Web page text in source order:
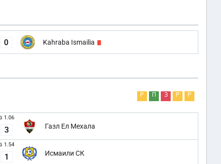
0 Kahraba Ismailia
Р П З Р Р
1.06
3 Газл Ел Мехала
1.54
1 Исмаили СК